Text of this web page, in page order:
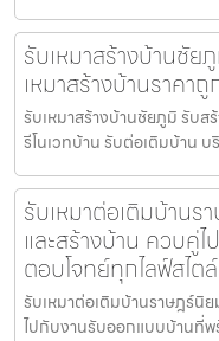
รับเหมาสร้างบ้านชั
เหมาสร้างบ้านราคา
รับเหมาสร้างบ้านชัยภูมิ รับส
รีโนเวทบ้าน รับต่อเติมบ้าน
รับเหมาต่อเติมบ้าน
และสร้างบ้าน ควบคู่
ตอบโจทย์ทุกไลฟ์สไ
รับเหมาต่อเติมบ้านราษฎร์นิ
ไปกับงานรับออกแบบบ้านที่